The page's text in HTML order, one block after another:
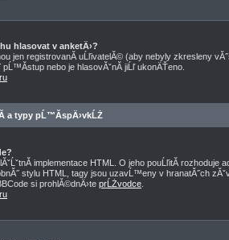
hlasovat v anketÄ›?
jen registrovanĂ­ uĹľivatelĂ© (aby nebyly zkresleny
pĹ™Ă­stup nebo je hlasovĂˇnĂ­ jiĹľ ukonÄŤeno.
a typy pĹ™Ă­spÄ›vkĹŻ
implementace HTML. O jeho pouĹľitĂ­
stylu HTML, tagy jsou uzavĹ™eny v hranatĂ˝ch
si prohlĂ©dnÄ›te prĹŻvodce